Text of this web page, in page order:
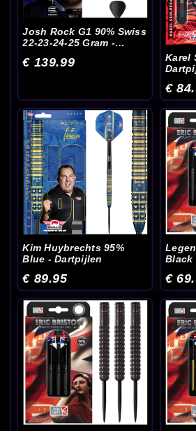
Josh Rock G1 90% Swiss
22-23-24-25 Gram -
€ 139.99
Karel
€
Kim Huybrechts 95%
Blue - Dartpijlen
€ 89.95
Black
€